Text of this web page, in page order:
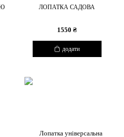
ЛОПАТКА САДОВА
1550 ₴
додати